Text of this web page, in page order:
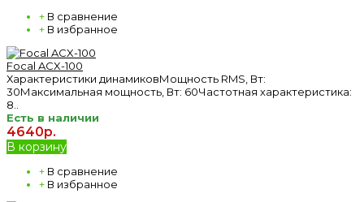
+ В сравнение
+ В избранное
Focal ACX-100
Характеристики динамиковМощность RMS, Вт:
30Максимальная мощность, Вт: 60Частотная характеристика:
8..
Есть в наличии
4640р.
В корзину
+ В сравнение
+ В избранное